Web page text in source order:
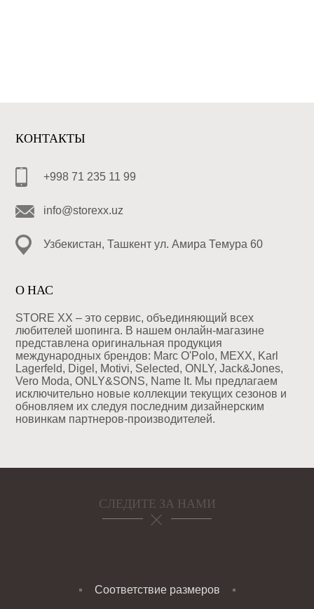
КОНТАКТЫ
+998 71 235 11 99
info@storexx.uz
Узбекистан, Ташкент ул. Амира Темура 60
О НАС
STORE XX – это сервис, объединяющий всех
любителей шопинга. В нашем онлайн-магазине
представлена оригинальная продукция
международных брендов: Marc O'Polo, MEXX, Karl
Lagerfeld, Digel, Motivi, Selected, ONLY, Jack&Jones,
Vero Moda, ONLY&SONS, Name It. Мы предлагаем
исключительно новые коллекции текущих сезонов и
обновляем их следуя последним дизайнерским
новинкам партнеров-производителей.
СЛЕДИТЕ ЗА НАМИ
Соответствие размеров